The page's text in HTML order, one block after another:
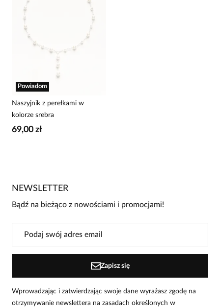
Powiadom
Naszyjnik z perełkami w
kolorze srebra
69,00 zł
NEWSLETTER
Bądź na bieżąco z nowościami i promocjami!
Zapisz się
Wprowadzając i zatwierdzając swoje dane wyrażasz zgodę na
otrzymywanie newslettera na zasadach określonych w